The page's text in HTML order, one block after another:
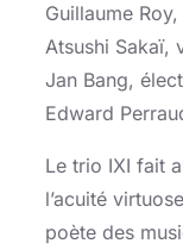
Guillaume
Atsushi Sakaï,
Jan Bang,
Edward
Le trio IXI fait
l’acuité
poète des